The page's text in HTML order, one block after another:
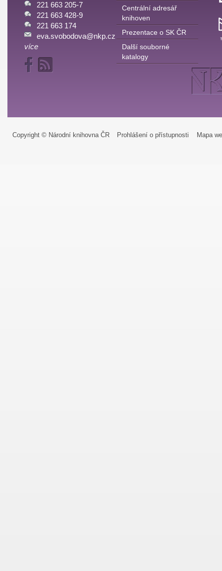
221 663 205-7
221 663 428-9
221 663 174
eva.svobodova@nkp.cz
více
Centrální adresář
knihoven
Prezentace o SK ČR
Další souborné
katalogy
Copyright © Národní knihovna ČR Prohlášení o přístupnosti Mapa